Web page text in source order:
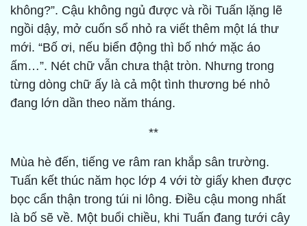
không?”. Cậu không ngủ được và rồi Tuấn lặng lẽ
ngồi dậy, mở cuốn sổ nhỏ ra viết thêm một lá thư
mới. “Bố ơi, nếu biển động thì bố nhớ mặc áo
ấm…”. Nét chữ vẫn chưa thật tròn. Nhưng trong
từng dòng chữ ấy là cả một tình thương bé nhỏ
đang lớn dần theo năm tháng.
**
Mùa hè đến, tiếng ve râm ran khắp sân trường.
Tuấn kết thúc năm học lớp 4 với tờ giấy khen được
bọc cẩn thận trong túi ni lông. Điều cậu mong nhất
là bố sẽ về. Một buổi chiều, khi Tuấn đang tưới cây